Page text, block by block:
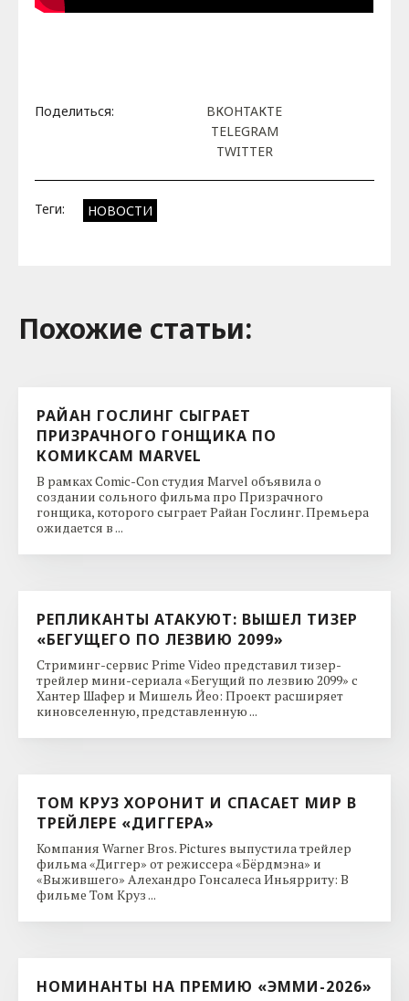
Поделиться:
ВКОНТАКТЕ
TELEGRAM
TWITTER
Теги: НОВОСТИ
Похожие cтатьи:
РАЙАН ГОСЛИНГ СЫГРАЕТ
ПРИЗРАЧНОГО ГОНЩИКА ПО
КОМИКСАМ MARVEL
В рамках Comic-Con студия Marvel объявила о
создании сольного фильма про Призрачного
гонщика, которого сыграет Райан Гослинг. Премьера
ожидается в ...
РЕПЛИКАНТЫ АТАКУЮТ: ВЫШЕЛ ТИЗЕР
«БЕГУЩЕГО ПО ЛЕЗВИЮ 2099»
Стриминг-сервис Prime Video представил тизер-
трейлер мини-сериала «Бегущий по лезвию 2099» с
Хантер Шафер и Мишель Йео: Проект расширяет
киновселенную, представленную ...
ТОМ КРУЗ ХОРОНИТ И СПАСАЕТ МИР В
ТРЕЙЛЕРЕ «ДИГГЕРА»
Компания Warner Bros. Pictures выпустила трейлер
фильма «Диггер» от режиссера «Бёрдмэна» и
«Выжившего» Алехандро Гонсалеса Иньярриту: В
фильме Том Круз ...
НОМИНАНТЫ НА ПРЕМИЮ «ЭММИ-2026»